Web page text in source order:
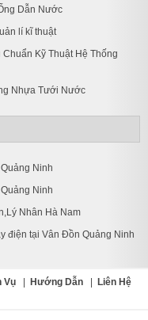
Dẫn Nước
lí kĩ thuật
Kỹ Thuật Hệ Thống
Nhựa Tưới Nước
Ninh
Ninh
Nhân Hà Nam
điện tại Vân Đồn Quảng Ninh
Vụ | Hướng Dẫn | Liên Hệ